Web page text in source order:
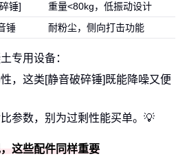
锤]
重量<80kg，低振动设计
锤 耐粉尘，侧向打击功能
专用设备：
，这类[静音破碎锤]既能降噪又便
参数，别为过剩性能买单。💡
这些配件同样重要